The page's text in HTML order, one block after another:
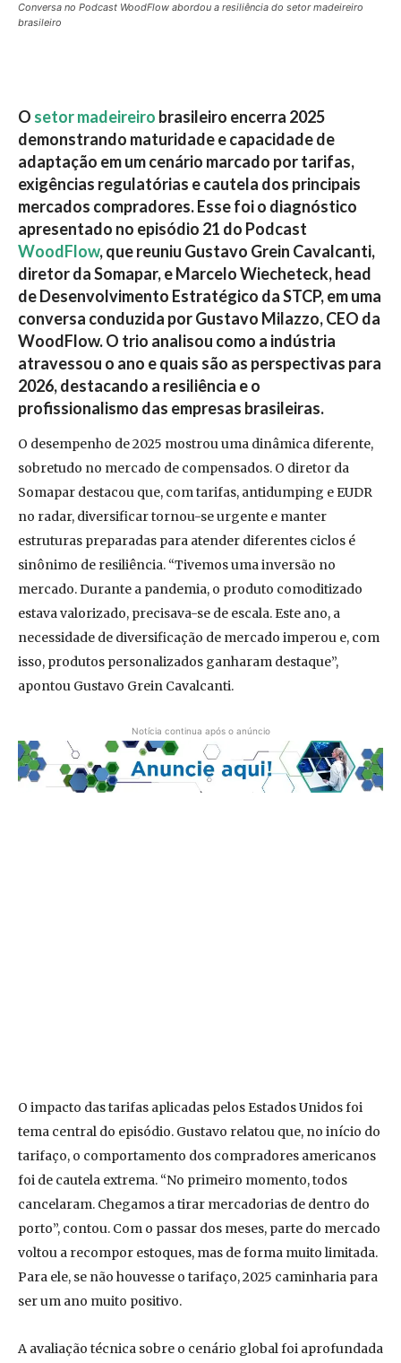
Conversa no Podcast WoodFlow abordou a resiliência do setor madeireiro
brasileiro
O setor madeireiro brasileiro encerra 2025
demonstrando maturidade e capacidade de
adaptação em um cenário marcado por tarifas,
exigências regulatórias e cautela dos principais
mercados compradores. Esse foi o diagnóstico
apresentado no episódio 21 do Podcast
WoodFlow, que reuniu Gustavo Grein Cavalcanti,
diretor da Somapar, e Marcelo Wiecheteck, head
de Desenvolvimento Estratégico da STCP, em uma
conversa conduzida por Gustavo Milazzo, CEO da
WoodFlow. O trio analisou como a indústria
atravessou o ano e quais são as perspectivas para
2026, destacando a resiliência e o
profissionalismo das empresas brasileiras.
O desempenho de 2025 mostrou uma dinâmica diferente,
sobretudo no mercado de compensados. O diretor da
Somapar destacou que, com tarifas, antidumping e EUDR
no radar, diversificar tornou-se urgente e manter
estruturas preparadas para atender diferentes ciclos é
sinônimo de resiliência. “Tivemos uma inversão no
mercado. Durante a pandemia, o produto comoditizado
estava valorizado, precisava-se de escala. Este ano, a
necessidade de diversificação de mercado imperou e, com
isso, produtos personalizados ganharam destaque”,
apontou Gustavo Grein Cavalcanti.
Notícia continua após o anúncio
O impacto das tarifas aplicadas pelos Estados Unidos foi
tema central do episódio. Gustavo relatou que, no início do
tarifaço, o comportamento dos compradores americanos
foi de cautela extrema. “No primeiro momento, todos
cancelaram. Chegamos a tirar mercadorias de dentro do
porto”, contou. Com o passar dos meses, parte do mercado
voltou a recompor estoques, mas de forma muito limitada.
Para ele, se não houvesse o tarifaço, 2025 caminharia para
ser um ano muito positivo.
A avaliação técnica sobre o cenário global foi aprofundada